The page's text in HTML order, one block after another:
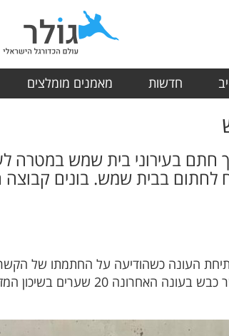
חדשות מאמנים מומלצים
חתם בעירוני בית שמש במטרה
לחתום בבית שמש. בונים
העונה כשהודיעה על החתמתו של הקשר/
ההתקפה הפנסטסי שמשחק ככנף